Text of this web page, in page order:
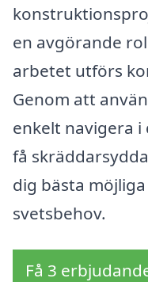
en avgörande
arbetet utförs
Genom att
enkelt navigera
få
dig bästa
svetsbehov.
Få 3